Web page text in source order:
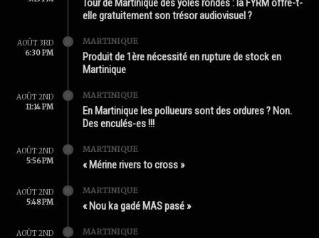
Tour de Martinique des yoles rondes : la FYRM offre-t-
elle gratuitement son trésor audiovisuel ?
AOÛT 3RD
6:30 PM
MARTINIQUE
Produit de 1ère nécessité en rupture de stock en
Martinique
AOÛT 2ND
11:14 PM
MARTINIQUE
En Martinique les pollueurs sont des ordures ? Non.
Des enculés-es !!!
AOÛT 2ND
5:56 PM
MARTINIQUE
« Mérine rivers to cross »
AOÛT 2ND
5:48 PM
MARTINIQUE
« Nou ka gadé MAS pasé »
AOÛT 2ND
MARTINIQUE